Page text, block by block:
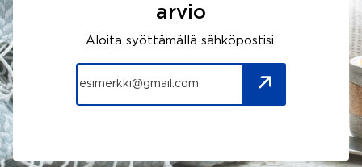
arvio
Aloita syöttämällä sähköpostisi.